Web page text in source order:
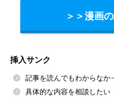
＞＞漫画
挿入サンク
記事を読んでもわからなか
具体的な内容を相談したい